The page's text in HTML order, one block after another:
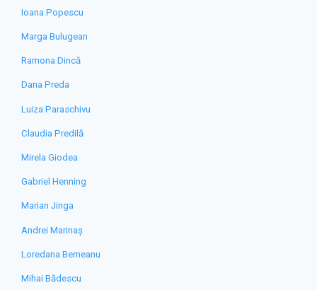
Ioana Popescu
Marga Bulugean
Ramona Dincă
Dana Preda
Luiza Paraschivu
Claudia Predilă
Mirela Giodea
Gabriel Henning
Marian Jinga
Andrei Marinaș
Loredana Berneanu
Mihai Bădescu